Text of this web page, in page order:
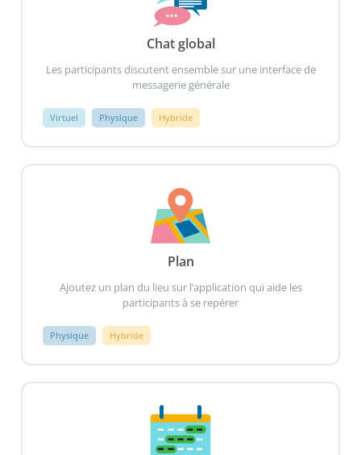
Chat global
Les participants discutent ensemble sur une interface de
messagerie générale
Virtuel Physique Hybride
Plan
Ajoutez un plan du lieu sur l’application qui aide les
participants à se repérer
Physique Hybride